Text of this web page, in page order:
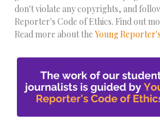
don't violate any copyrights, and
Reporter's Code of Ethics. Find out
Read more about the Young